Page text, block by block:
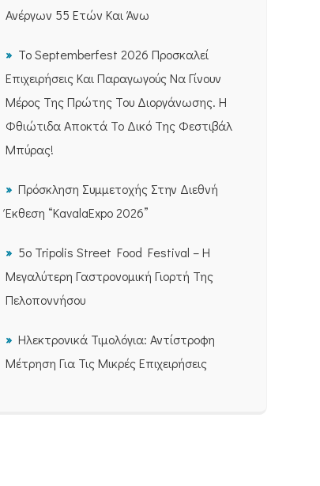
Ανέργων 55 Ετών Και Άνω
Το Septemberfest 2026 Προσκαλεί
Επιχειρήσεις Και Παραγωγούς Να Γίνουν
Μέρος Της Πρώτης Του Διοργάνωσης. Η
Φθιώτιδα Αποκτά Το Δικό Της Φεστιβάλ
Μπύρας!
Πρόσκληση Συμμετοχής Στην Διεθνή
Έκθεση “KavalaExpo 2026”
5ο Tripolis Street Food Festival – Η
Μεγαλύτερη Γαστρονομική Γιορτή Της
Πελοποννήσου
Ηλεκτρονικά Τιμολόγια: Αντίστροφη
Μέτρηση Για Τις Μικρές Επιχειρήσεις